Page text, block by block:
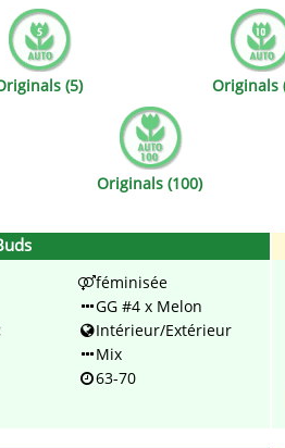
(5) Originals
Originals (100)
féminisée
GG #4 x Melon
Intérieur/Extérieur
Mix
63-70